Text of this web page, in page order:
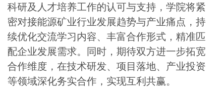
科研及人才培养工作的认可与支持，学院将紧
密对接能源矿业行业发展趋势与产业痛点，持
续优化交流学习内容、丰富合作形式，精准匹
配企业发展需求。同时，期待双方进一步拓宽
合作维度，在技术研发、项目落地、产业投资
等领域深化务实合作，实现互利共赢。